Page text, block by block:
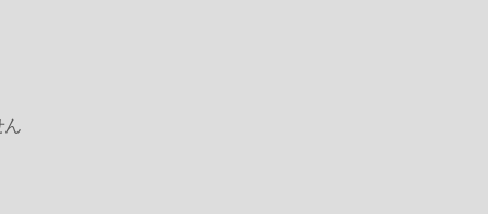
ん